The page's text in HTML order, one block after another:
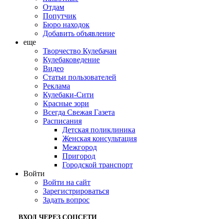
Отдам
Попутчик
Бюро находок
Добавить объявление
еще
Творчество Кулебачан
Кулебаковедение
Видео
Статьи пользователей
Реклама
Кулебаки-Сити
Красные зори
Всегда Свежая Газета
Расписания
Детская поликлиника
Женская консультация
Межгород
Пригород
Городской транспорт
Войти
Войти на сайт
Зарегистрироваться
Задать вопрос
ВХОД ЧЕРЕЗ СОЦСЕТИ